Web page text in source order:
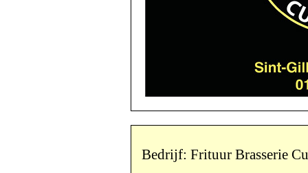
Bedrijf: Frituur Brasserie